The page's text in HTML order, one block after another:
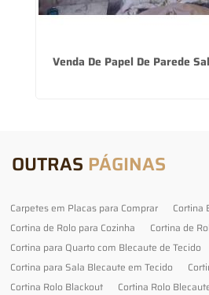
Venda De Papel De Parede
OUTRAS PÁGINAS
Carpetes em Placas para Comprar
Cortina
Cortina de Rolo para Cozinha
Cortina de
Cortina para Quarto com Blecaute de Tecido
Cortina para Sala Blecaute em Tecido
Cortina Rolo Blackout
Cortina Rolo